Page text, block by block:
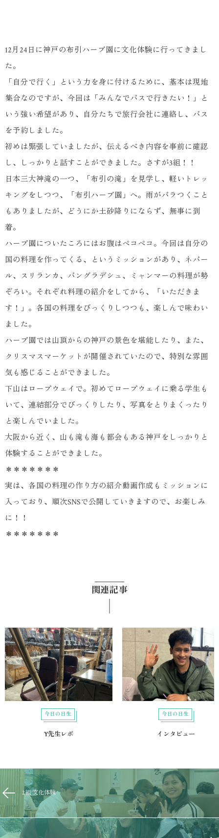
12月24日に神戸の布引ハーブ園に文化体験に行ってきまし
た。
「自分で行く」という力を身に付けるために、基本は現地
集合なのですが、今回は「みんなでバスで行きたい！」と
いう強い希望があり、自分たちで旅行会社に連絡し、バス
を予約しました。
初めは緊張していましたが、伝えるべき内容を事前に確認
し、しっかりと話すことができました。さすが3組！！
日本三大神滝の一つ、「布引の滝」を見学し、軽いトレッ
キングをしつつ、「布引ハーブ園」へ。雨がパラつくこと
もありましたが、どうにか土砂降りにならず、無事に到
着。
ハーブ園についたころにはお腹はペコペコ。今回は自分の
国の料理を作ってくる、というミッションがあり、ネパー
ル、スリランカ、バングラデシュ、ミャンマーの料理が勢
ぞろい。それぞれ料理の紹介をしてから、「いただきま
す！」。各国の料理をびっくりしつつも、楽しんで味わい
ました。
ハーブ園では山頂からの神戸の景色を堪能したり、また、
クリスマスマーケットが開催されていたので、特別な雰囲
気も感じることができました。
下山はロープウェイで。初めてロープウェイに乗る学生も
いて、連結部分でびっくりしたり、写真をとりまくったり
と楽しんでいました。
大阪から近く、山も滝も海も都会もある神戸をしっかりと
体験することができました。
＊＊＊＊＊＊＊
実は、各国の料理の作り方の紹介動画作成もミッションに
入っており、順次SNSで公開していきますので、お楽しみ
に！！
＊＊＊＊＊＊＊
関連記事
今日の日生
Y先生レポ
今日の日生
インタビュー
2組 文化体験